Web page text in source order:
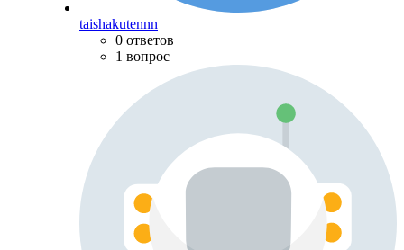
taishakutennn
0 ответов
1 вопрос